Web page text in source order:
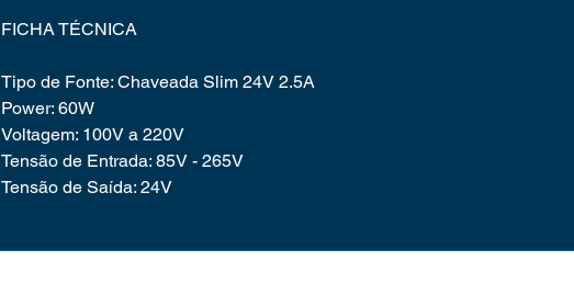
FICHA TÉCNICA
Tipo de Fonte: Chaveada Slim 24V 2.5A
Power: 60W
Voltagem: 100V a 220V
Tensão de Entrada: 85V - 265V
Tensão de Saída: 24V